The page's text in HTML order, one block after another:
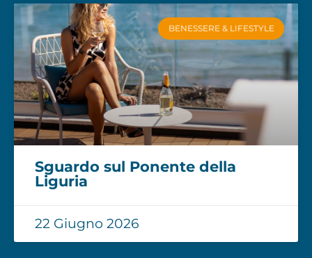
BENESSERE & LIFESTYLE
Sguardo sul Ponente della
Liguria
22 Giugno 2026